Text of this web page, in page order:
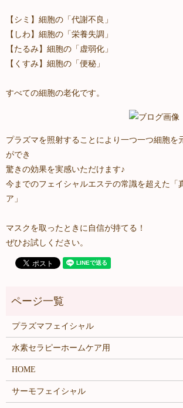
【シミ】細胞の「代謝不良」
【しわ】細胞の「栄養失調」
【たるみ】細胞の「虚弱化」
【くすみ】細胞の「便秘」
すべての細胞の老化です。
プラズマを照射することにより一つ一つ細胞を
ができ
驚きの効果を実感いただけます♪
今までのフェイシャルエステの常識を超えた「
ア」
マスクを取ったときに自信が持てる！
ぜひお試しください。
プラズマフェイシャル
水素セラピーホームケア用
HOME
サーモフェイシャル